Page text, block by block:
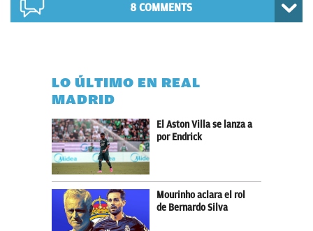
8 COMMENTS
LO ÚLTIMO EN REAL
MADRID
El Aston Villa se lanza a
por Endrick
Mourinho aclara el rol
de Bernardo Silva